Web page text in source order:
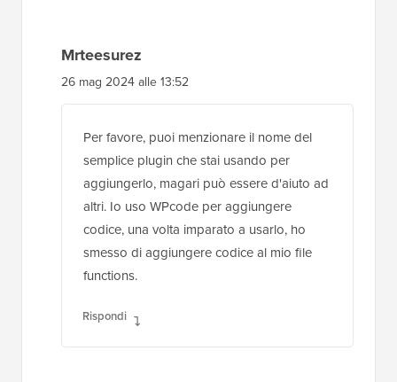
Mrteesurez
26 mag 2024 alle 13:52
Per favore, puoi menzionare il nome del
semplice plugin che stai usando per
aggiungerlo, magari può essere d'aiuto ad
altri. Io uso WPcode per aggiungere
codice, una volta imparato a usarlo, ho
smesso di aggiungere codice al mio file
functions.
Rispondi